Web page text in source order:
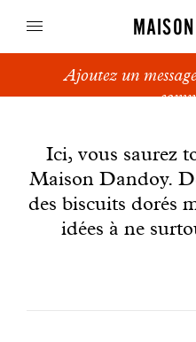
Pains
Ajoutez un
Ici, vous saurez
Maison Dandoy.
des biscuits dorés
idées à ne